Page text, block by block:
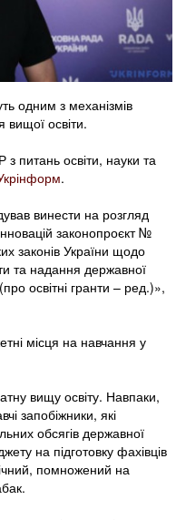
одним з механізмів
вищої освіти.
питань освіти, науки та
.
винести на розгляд
законопроєкт №
законів України щодо
та надання державної
освітні гранти – ред.)»,
місця на навчання у
вищу освіту. Навпаки,
запобіжники, які
обсягів державної
на підготовку фахівців
помножений на